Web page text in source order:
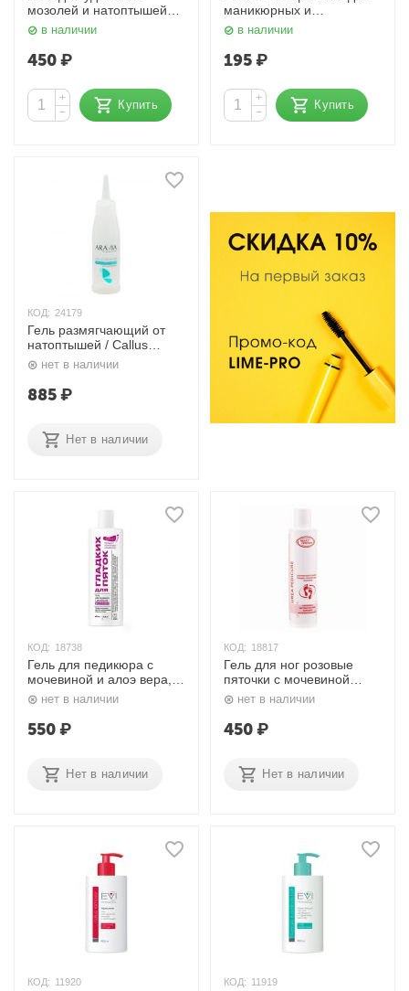
мозолей и натоптышей
150 мл. EVI professional
в наличии
450₽
+
−
Купить
маникюрных и
педикюрных ванн 150 мл.
EVI professional
в наличии
195₽
+
−
Купить
КОД: 24179
Гель размягчающий от
натоптышей / Callus
Remover 100 мл Aravia
нет в наличии
885₽
Нет в наличии
КОД: 18738
Гель для педикюра с
мочевиной и алоэ вера,
400 мл. EpilProfi
нет в наличии
550₽
Нет в наличии
КОД: 18817
Гель для ног розовые
пяточки с мочевиной
Century Urea Pedicure,
500 мл. Nexxt
нет в наличии
450₽
Нет в наличии
КОД: 11920 КОД: 11919